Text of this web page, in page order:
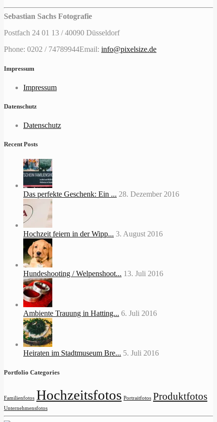
Sebastian Sachs Fotografie
Postfach 24 01 13 / 40090 Düsseldorf
Phone: 0202 / 74789944Email: info@pixelsize.de
Impressum
Impressum
Datenschutz
Datenschutz
Recent Posts
Das perfekte Geschenk: Ein ... 28. Dezember 2016
Hochzeit feiern in der Wipp... 3. August 2016
Hundeshooting / Welpenshoot... 13. Juli 2016
Ambiente Trauung in Hatting... 6. Juli 2016
Heiraten im Stadtmuseum Bre... 5. Juli 2016
Portfolio Categories
Familienfotos Hochzeitsfotos Portraitfotos Produktfotos
Unternehmensfotos